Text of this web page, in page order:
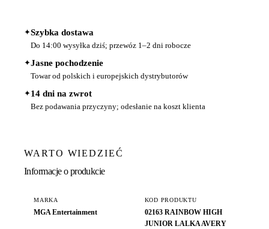
✦Szybka dostawa
Do 14:00 wysyłka dziś; przewóz 1–2 dni robocze
✦Jasne pochodzenie
Towar od polskich i europejskich dystrybutorów
✦14 dni na zwrot
Bez podawania przyczyny; odesłanie na koszt klienta
WARTO WIEDZIEĆ
Informacje o produkcie
MARKA
MGA Entertainment
KOD PRODUKTU
02163 RAINBOW HIGH
JUNIOR LALKA AVERY